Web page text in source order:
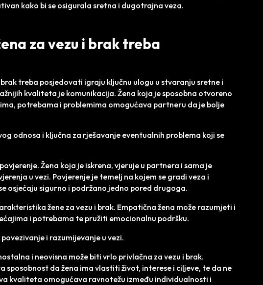
kako bi se osigurala sretna i dugotrajna veza.
za vezu i brak treba
treba posjedovati igraju ključnu ulogu u stvaranju sretne i
kvaliteta je komunikacija. Žena koja je sposobna otvoreno
potrebama i problemima omogućava partneru da je bolje
odnosa i ključna za rješavanje eventualnih problema koji se
Žena koja je iskrena, vjeruje u partnera i sama je
u vezi. Povjerenje je temelj na kojem se gradi veza i
osjećaju sigurno i podržano jedno pored drugoga.
žene za vezu i brak. Empatična žena može razumjeti i
i potrebama te pružiti emocionalnu podršku.
i razumijevanje u vezi.
i neovisna može biti vrlo privlačna za vezu i brak.
sposobnost da žena ima vlastiti život, interese i ciljeve, te da ne
kvaliteta omogućava ravnotežu između individualnosti i